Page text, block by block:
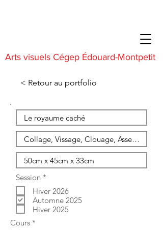
Arts visuels Cégep Édouard-Montpetit
< Retour au portfolio
Session *
l
i
g
a
Hiver 2026
Automne 2025
Hiver 2025
Cours *